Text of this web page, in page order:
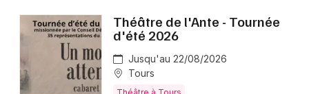
37 - Indre-et-Loire
Mon email
Théâtre de l'Ante - Tournée
d'été 2026
Jusqu'au 22/08/2026
Tours